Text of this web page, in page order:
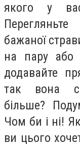
якого у
бажаної
на пару або
додавайте
так вона
більше?
Чом би і ні!
ви цього